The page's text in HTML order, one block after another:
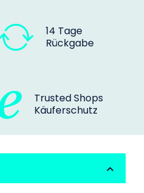
14 Tage
Rückgabe
Trusted Shops
Käuferschutz